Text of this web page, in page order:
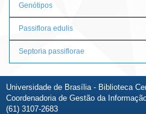
Genótipos
Passiflora edulis
Septoria passiflorae
Universidade de Brasília - Biblioteca
Coordenadoria de Gestão da
(61) 3107-2683